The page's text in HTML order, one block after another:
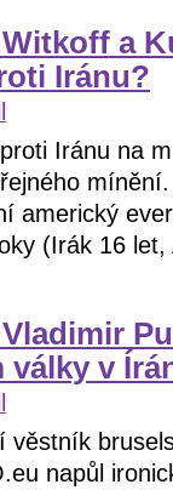
a
Iránu?
Iránu na
americký
(Irák 16
války v
věstník
napůl